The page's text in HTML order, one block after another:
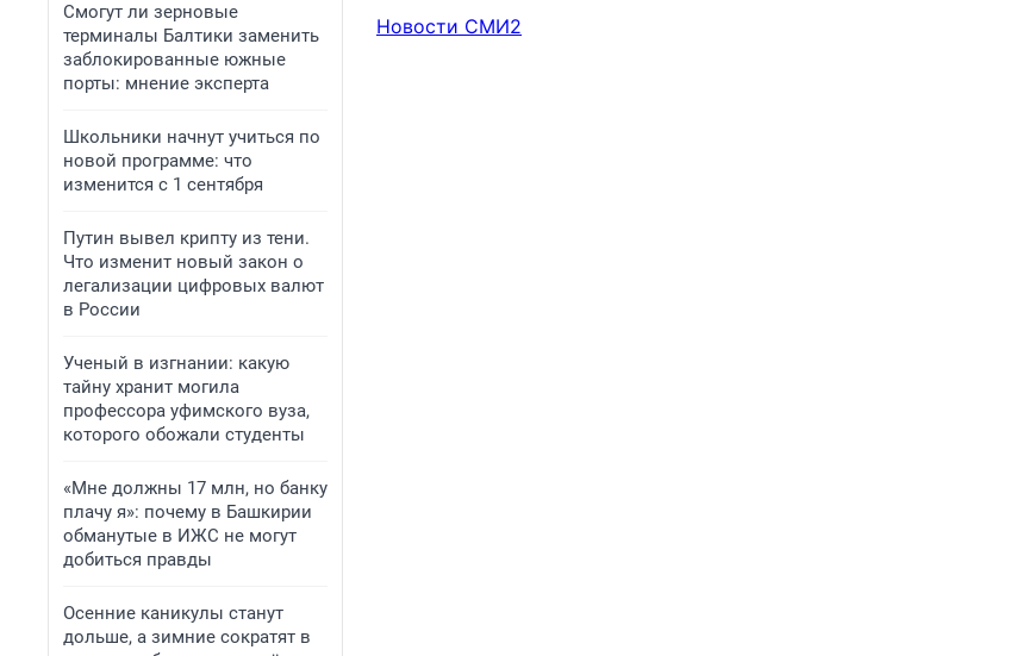
Смогут ли зерновые
терминалы Балтики заменить
заблокированные южные
порты: мнение эксперта
Школьники начнут учиться по
новой программе: что
изменится с 1 сентября
Путин вывел крипту из тени.
Что изменит новый закон о
легализации цифровых валют
в России
Ученый в изгнании: какую
тайну хранит могила
профессора уфимского вуза,
которого обожали студенты
«Мне должны 17 млн, но банку
плачу я»: почему в Башкирии
обманутые в ИЖС не могут
добиться правды
Осенние каникулы станут
дольше, а зимние сократят в
Новости СМИ2